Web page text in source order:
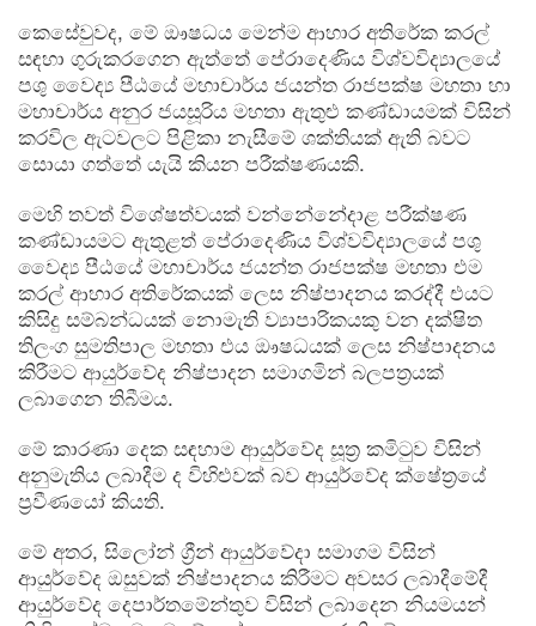
කෙසේවුවද, මේ ඖෂධය මෙන්ම ආහාර අතිරේක කරල්
සඳහා ගුරුකරගෙන ඇත්තේ පේරාදෙණිය විශ්වවිද්‍යාලයේ
පශු වෛද්‍ය පීඨයේ මහාචාර්ය ජයන්ත රාජපක්ෂ මහතා හා
මහාචාර්ය අනුර ජයසූරිය මහතා ඇතුළු කණ්ඩායමක් විසින්
කරවිල ඇටවලට පිළිකා නැසීමේ ශක්තියක් ඇති බවට
සොයා ගත්තේ යැයි කියන පරීක්ෂණයකි.
මෙහි තවත් විශේෂත්වයක් වන්නේනේදාළ පරීක්ෂණ
කණ්ඩායමට ඇතුළත් පේරාදෙණිය විශ්වවිද්‍යාලයේ පශු
වෛද්‍ය පීඨයේ මහාචාර්ය ජයන්ත රාජපක්ෂ මහතා එම
කරල් ආහාර අතිරේකයක් ලෙස නිෂ්පාදනය කරද්දී එයට
කිසිදු සම්බන්ධයක් නොමැති ව්‍යාපාරිකයකු වන දක්ෂිත
තිලංග සුමතිපාල මහතා එය ඖෂධයක් ලෙස නිෂ්පාදනය
කිරීමට ආයුර්වේද නිෂ්පාදන සමාගමින් බලපත්‍රයක්
ලබාගෙන තිබීමය.
මේ කාරණා දෙක සඳහාම ආයුර්වේද සූත්‍ර කමිටුව විසින්
අනුමැතිය ලබාදීම ද විහිළුවක් බව ආයුර්වේද ක්‌ෂේත්‍රයේ
ප්‍රවීණයෝ කියති.
මේ අතර, සිලෝන් ග්‍රීන් ආයුර්වේදා සමාගම විසින්
ආයුර්වේද ඔසුවක් නිෂ්පාදනය කිරීමට අවසර ලබාදීමේදී
ආයුර්වේද දෙපාර්තමේන්තුව විසින් ලබාදෙන නියමයන්